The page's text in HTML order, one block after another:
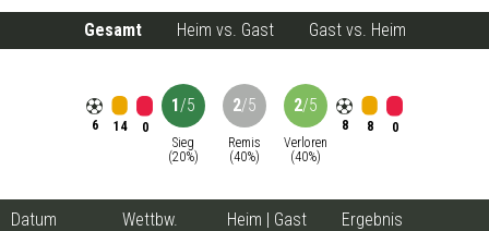
Gesamt Heim vs. Gast Gast vs. Heim
6 14 0
1/5
Sieg
(20%)
2/5
Remis
(40%)
2/5
Verloren
(40%)
8 8 0
Datum Wettbw. Heim | Gast Ergebnis